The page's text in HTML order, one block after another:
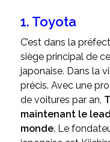
1. Toyota
C’est dans la
siège principal de
japonaise. Dans la
précis. Avec une
de voitures par an,
maintenant le
monde. Le